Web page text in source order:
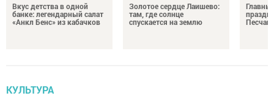
Вкус детства в одной
банке: легендарный салат
«Анкл Бенс» из кабачков
Золотое сердце Лаишево:
там, где солнце
спускается на землю
КУЛЬТУРА